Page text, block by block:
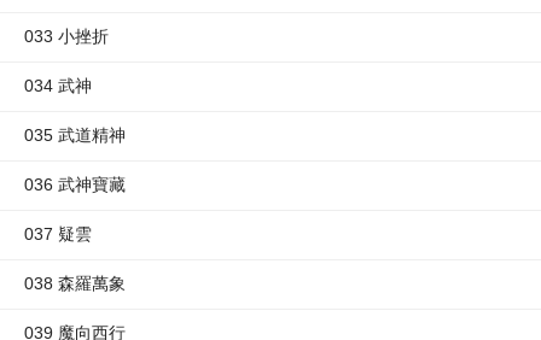
033 小挫折
034 武神
035 武道精神
036 武神寶藏
037 疑雲
038 森羅萬象
039 魔向西行